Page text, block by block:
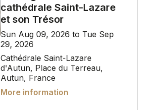
cathédrale Saint-Lazare
et son Trésor
Sun Aug 09, 2026 to Tue Sep
29, 2026
Cathédrale Saint-Lazare
d'Autun, Place du Terreau,
Autun, France
More information